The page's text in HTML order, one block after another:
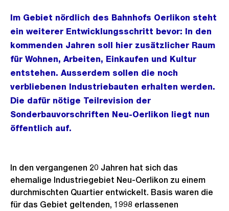
Im Gebiet nördlich des Bahnhofs Oerlikon steht
ein weiterer Entwicklungsschritt bevor: In den
kommenden Jahren soll hier zusätzlicher Raum
für Wohnen, Arbeiten, Einkaufen und Kultur
entstehen. Ausserdem sollen die noch
verbliebenen Industriebauten erhalten werden.
Die dafür nötige Teilrevision der
Sonderbauvorschriften Neu-Oerlikon liegt nun
öffentlich auf.
In den vergangenen 20 Jahren hat sich das
ehemalige Industriegebiet Neu-Oerlikon zu einem
durchmischten Quartier entwickelt. Basis waren die
für das Gebiet geltenden, 1998 erlassenen